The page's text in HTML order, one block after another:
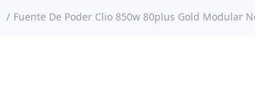
Fuente De Poder Clio 850w 80plus Gold Modular